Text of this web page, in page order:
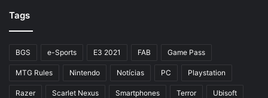
Tags
BGS e-Sports E3 2021 FAB Game Pass
MTG Rules Nintendo Notícias PC Playstation
Razer Scarlet Nexus Smartphones Terror Ubisoft